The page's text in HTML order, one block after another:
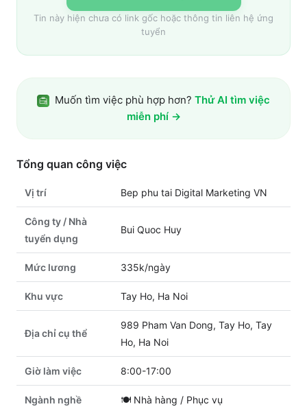
Tin này hiện chưa có link gốc hoặc thông tin liên hệ ứng
tuyển
Muốn tìm việc phù hợp hơn? Thử AI tìm việc
miễn phí →
Tổng quan công việc
Vị trí Bep phu tai Digital Marketing VN
Công ty / Nhà
tuyển dụng
Bui Quoc Huy
Mức lương 335k/ngày
Khu vực Tay Ho, Ha Noi
Địa chỉ cụ thể
989 Pham Van Dong, Tay Ho, Tay
Ho, Ha Noi
Giờ làm việc 8:00-17:00
Ngành nghề 🍽️ Nhà hàng / Phục vụ